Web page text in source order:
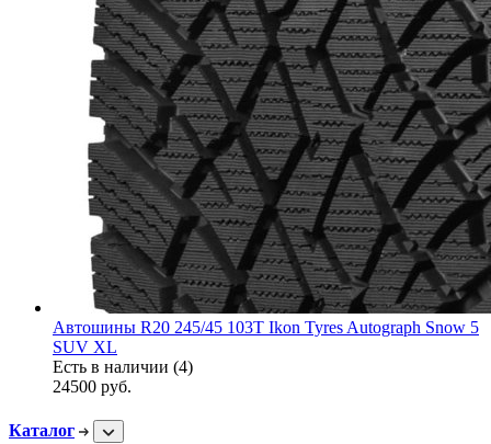
Автошины R20 245/45 103T Ikon Tyres Autograph Snow 5
SUV XL
Есть в наличии (4)
24500 руб.
Каталог